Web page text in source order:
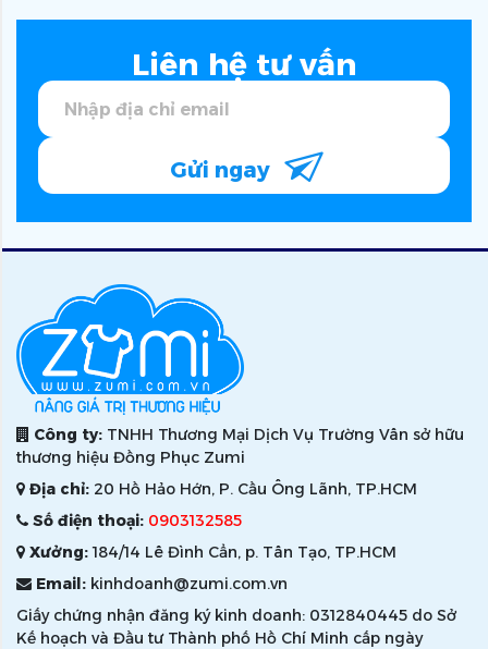
Liên hệ tư vấn
Gửi ngay
Công ty: TNHH Thương Mại Dịch Vụ Trường Vân sở hữu
thương hiệu Đồng Phục Zumi
Địa chỉ: 20 Hồ Hảo Hớn, P. Cầu Ông Lãnh, TP.HCM
Số điện thoại: 0903132585
Xưởng:184/14 Lê Đình Cẩn, p. Tân Tạo, TP.HCM
Email: kinhdoanh@zumi.com.vn
Giấy chứng nhận đăng ký kinh doanh: 0312840445 do Sở
Kế hoạch và Đầu tư Thành phố Hồ Chí Minh cấp ngày